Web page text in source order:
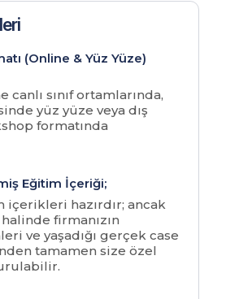
(Online & Yüz Yüze)
sınıf ortamlarında,
yüz yüze veya dış
formatında
Eğitim İçeriği;
içerikleri hazırdır; ancak
firmanızın
ve yaşadığı gerçek case
tamamen size özel